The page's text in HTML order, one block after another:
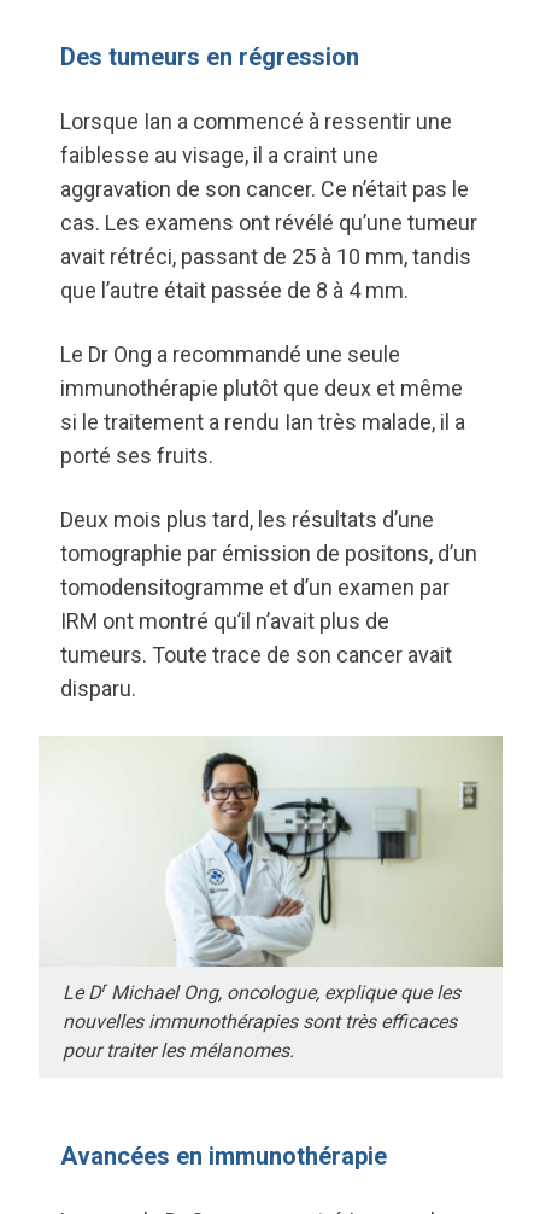
Des tumeurs en régression
Lorsque Ian a commencé à ressentir une
faiblesse au visage, il a craint une
aggravation de son cancer. Ce n’était pas le
cas. Les examens ont révélé qu’une tumeur
avait rétréci, passant de 25 à 10 mm, tandis
que l’autre était passée de 8 à 4 mm.
Le Dr Ong a recommandé une seule
immunothérapie plutôt que deux et même
si le traitement a rendu Ian très malade, il a
porté ses fruits.
Deux mois plus tard, les résultats d’une
tomographie par émission de positons, d’un
tomodensitogramme et d’un examen par
IRM ont montré qu’il n’avait plus de
tumeurs. Toute trace de son cancer avait
disparu.
Le DrMichael Ong, oncologue, explique que les
nouvelles immunothérapies sont très efficaces
pour traiter les mélanomes.
Avancées en immunothérapie